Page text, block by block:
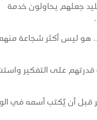
جعلهم يحاولون خدمة
هو ليس أكثر شجاعة
قدرتهم على التفكير
قبل أن يُكتب أسمه في